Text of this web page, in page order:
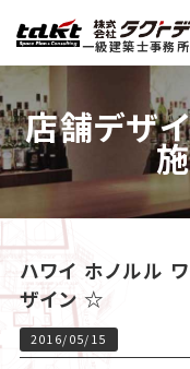
一級建築士事務所
店舗デザ
ハワイ ホノルル
ザイン ☆
2016/05/15